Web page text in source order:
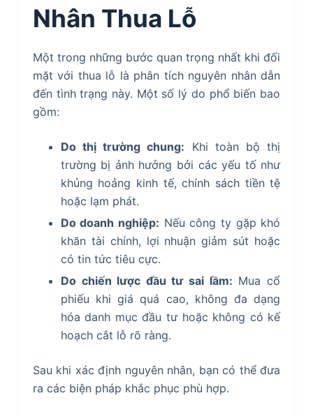
Nhân Thua Lỗ
Một trong những bước quan trọng nhất khi đối
mặt với thua lỗ là phân tích nguyên nhân dẫn
đến tình trạng này. Một số lý do phổ biến bao
gồm:
Do thị trường chung: Khi toàn bộ thị
trường bị ảnh hưởng bởi các yếu tố như
khủng hoảng kinh tế, chính sách tiền tệ
hoặc lạm phát.
Do doanh nghiệp: Nếu công ty gặp khó
khăn tài chính, lợi nhuận giảm sút hoặc
có tin tức tiêu cực.
Do chiến lược đầu tư sai lầm: Mua cổ
phiếu khi giá quá cao, không đa dạng
hóa danh mục đầu tư hoặc không có kế
hoạch cắt lỗ rõ ràng.
Sau khi xác định nguyên nhân, bạn có thể đưa
ra các biện pháp khắc phục phù hợp.